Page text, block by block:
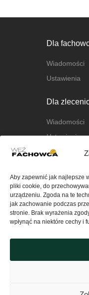
Aby zapewnić jak najlepsze
pliki cookie, do
urządzeniu. Zgoda na te
jak zachowanie podczas
stronie. Brak wyrażenia
wpłynąć na niektóre cechy i
Dla
Wiadomości
Ustawienia
Dla
Wiadomości
Ustawienia
O platformie
FAQ
Kontakt
Polityka